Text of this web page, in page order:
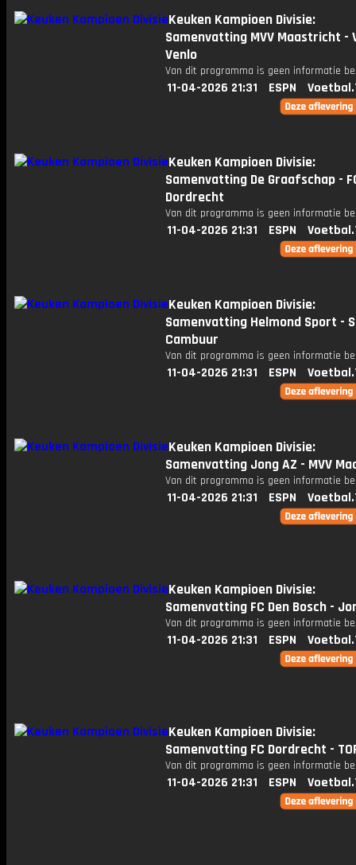
Keuken Kampioen Divisie:
Samenvatting MVV Maastricht -
Venlo
Van dit programma is geen informatie
11-04-2026 21:31 ESPN
Keuken Kampioen Divisie:
Samenvatting De Graafschap -
Dordrecht
Van dit programma is geen informatie
11-04-2026 21:31 ESPN
Keuken Kampioen Divisie:
Samenvatting Helmond Sport -
Cambuur
Van dit programma is geen informatie
11-04-2026 21:31 ESPN
Keuken Kampioen Divisie:
Samenvatting Jong AZ - MVV
Van dit programma is geen informatie
11-04-2026 21:31 ESPN
Keuken Kampioen Divisie:
Samenvatting FC Den Bosch -
Van dit programma is geen informatie
11-04-2026 21:31 ESPN
Keuken Kampioen Divisie:
Samenvatting FC Dordrecht -
Van dit programma is geen informatie
11-04-2026 21:31 ESPN